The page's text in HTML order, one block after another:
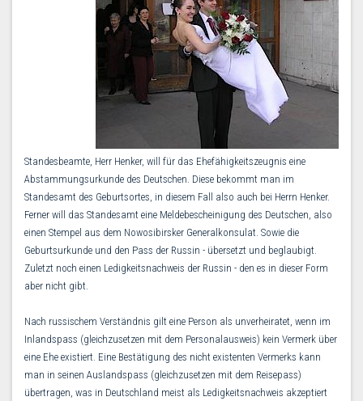
Standesbeamte, Herr Henker, will für das Ehefähigkeitszeugnis eine
Abstammungsurkunde des Deutschen. Diese bekommt man im
Standesamt des Geburtsortes, in diesem Fall also auch bei Herrn Henker.
Ferner will das Standesamt eine Meldebescheinigung des Deutschen, also
einen Stempel aus dem Nowosibirsker Generalkonsulat. Sowie die
Geburtsurkunde und den Pass der Russin - übersetzt und beglaubigt.
Zuletzt noch einen Ledigkeitsnachweis der Russin - den es in dieser Form
aber nicht gibt.
Nach russischem Verständnis gilt eine Person als unverheiratet, wenn im
Inlandspass (gleichzusetzen mit dem Personalausweis) kein Vermerk über
eine Ehe existiert. Eine Bestätigung des nicht existenten Vermerks kann
man in seinen Auslandspass (gleichzusetzen mit dem Reisepass)
übertragen, was in Deutschland meist als Ledigkeitsnachweis akzeptiert